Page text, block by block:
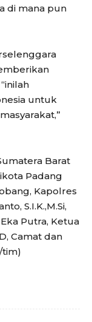
di mana pun
untuk
Barat
Padang
Kapolres
S.I.K.,M.Si,
Putra, Ketua
Camat dan
tim)